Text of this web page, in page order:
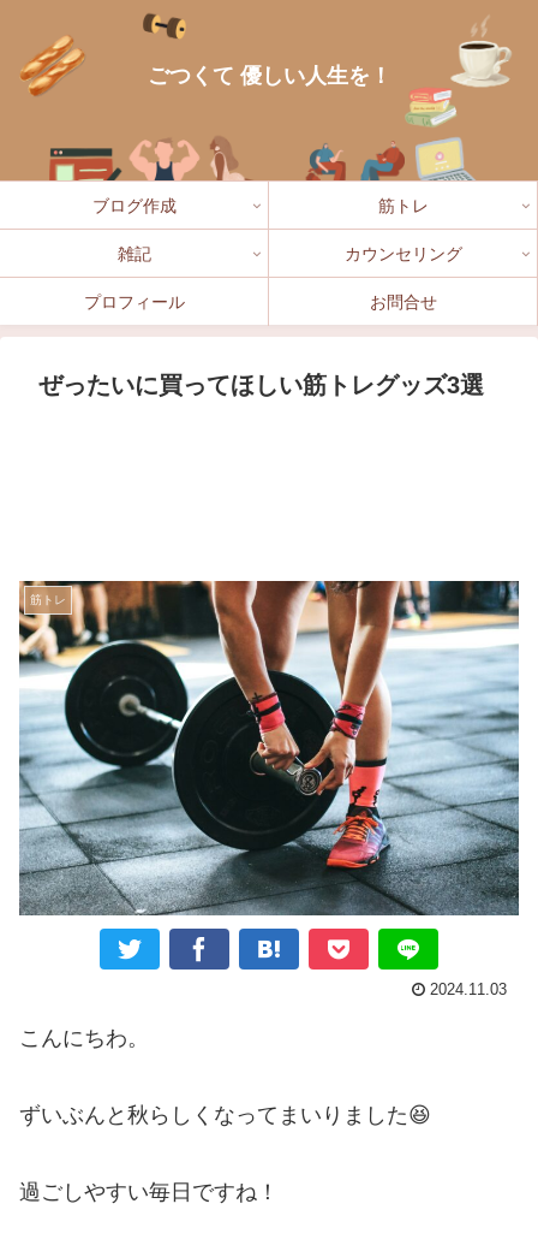
ごつくて 優しい人生を！
ブログ作成 筋トレ
雑記 カウンセリング
プロフィール お問合せ
ぜったいに買ってほしい筋トレグッズ3選
筋トレ
2024.11.03
こんにちわ。
ずいぶんと秋らしくなってまいりました😆
過ごしやすい毎日ですね！